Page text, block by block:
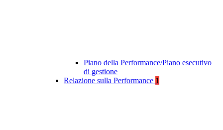
Piano della Performance/Piano esecutivo
di gestione
Relazione sulla Performance 1